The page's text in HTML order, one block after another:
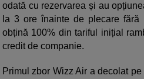
odată cu rezervarea și au
la 3 ore înainte de plecare
obțină 100% din tariful inițial
credit de companie.
Primul zbor Wizz Air a decolat